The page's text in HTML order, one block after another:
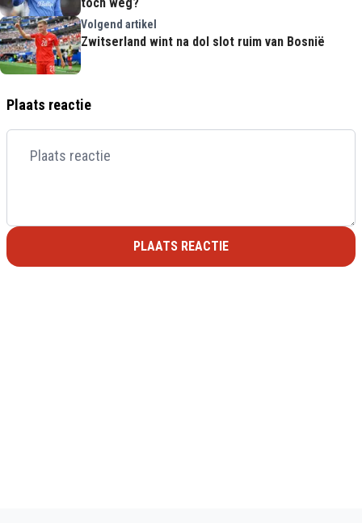
Volgend artikel
Zwitserland wint na dol slot ruim van Bosnië
Plaats reactie
PLAATS REACTIE